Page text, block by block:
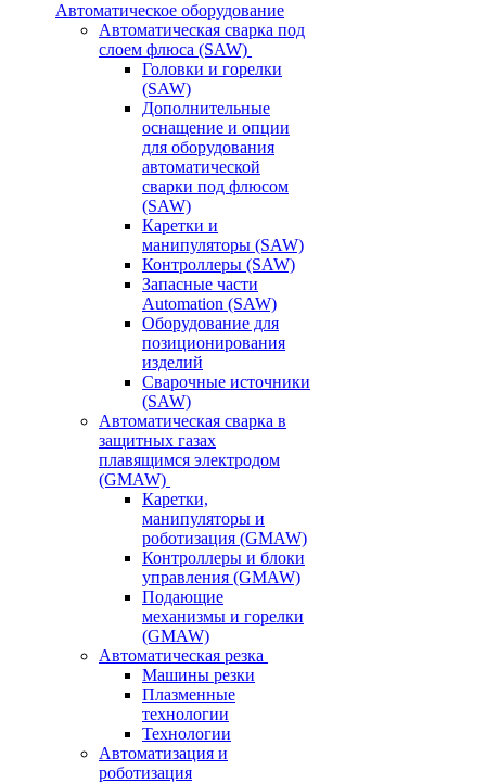
Автоматическое оборудование
Автоматическая сварка под
слоем флюса (SAW)
Головки и горелки
(SAW)
Дополнительные
оснащение и опции
для оборудования
автоматической
сварки под флюсом
(SAW)
Каретки и
манипуляторы (SAW)
Контроллеры (SAW)
Запасные части
Automation (SAW)
Оборудование для
позиционирования
изделий
Сварочные источники
(SAW)
Автоматическая сварка в
защитных газах
плавящимся электродом
(GMAW)
Каретки,
манипуляторы и
роботизация (GMAW)
Контроллеры и блоки
управления (GMAW)
Подающие
механизмы и горелки
(GMAW)
Автоматическая резка
Машины резки
Плазменные
технологии
Технологии
Автоматизация и
роботизация